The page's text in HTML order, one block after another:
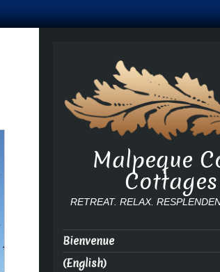
Malpeque
Cottages
RETREAT. RELAX.
Bienvenue
(English)